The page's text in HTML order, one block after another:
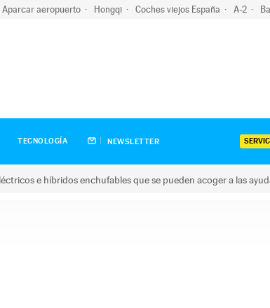
Aparcar aeropuerto Hongqi Coches viejos España A-2
TECNOLOGÍA NEWSLETTER
e híbridos enchufables que se pueden acoger a las